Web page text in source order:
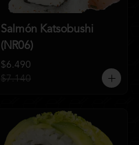
Salmón Katsobushi
(NR06)
$6.490
$7.140